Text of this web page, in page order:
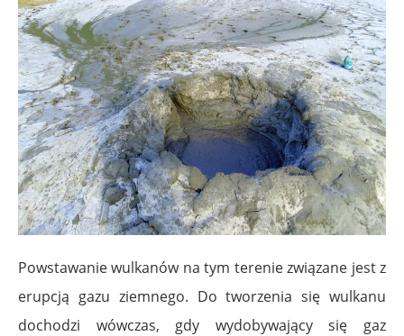
Powstawanie wulkanów na tym terenie związane jest z
erupcją gazu ziemnego. Do tworzenia się wulkanu
dochodzi wówczas, gdy wydobywający się gaz